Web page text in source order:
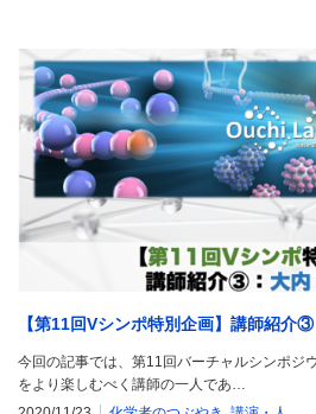
【第11回Vシンポ特別企画】講師紹介
今回の記事では、第11回バーチャルシンポジ
をより楽しむべく講師の一人であ…